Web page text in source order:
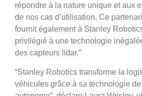
répondre à la nature unique et aux
de nos cas d’utilisation. Ce
fournit également à Stanley
privilégié à une technologie
des capteurs lidar.”
“Stanley Robotics transforme la
véhicules grâce à sa technologie